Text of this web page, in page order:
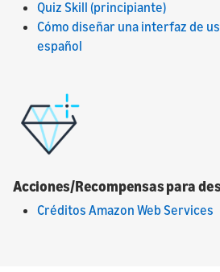
Quiz Skill (principiante)
Cómo diseñar una interfaz de
español
Acciones/Recompensas para
Créditos Amazon Web Services